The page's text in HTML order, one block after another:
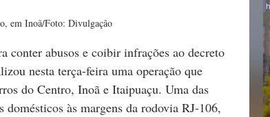
em Inoã/Foto: Divulgação
conter abusos e coibir infrações ao decreto
nesta terça-feira uma operação que
do Centro, Inoã e Itaipuaçu. Uma das
às margens da rodovia RJ-106,